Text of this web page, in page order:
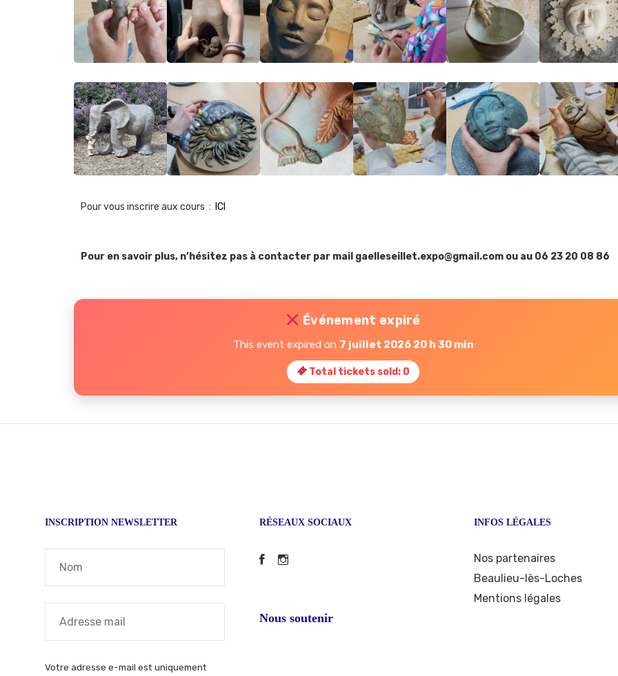
Pour vous inscrire aux cours : ICI
Pour en savoir plus, n’hésitez pas à contacter par mail gaelleseillet.expo@gmail.com ou au 06 23 20 08 86
Événement expiré
This event expired on 7 juillet 2026 20 h 30 min
Total tickets sold: 0
INSCRIPTION NEWSLETTER
Votre adresse e-mail est uniquement
RÉSEAUX SOCIAUX
Facebook
Instagram
Nous soutenir
INFOS LÉGALES
Nos partenaires
Beaulieu-lès-Loches
Mentions légales